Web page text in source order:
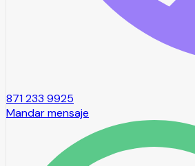
871 233 9925
Mandar mensaje